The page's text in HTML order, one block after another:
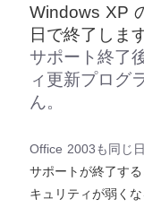
Windows XP
日で終了します
サポート終了
ィ更新プログ
ん。
Office 2003も同じ
サポートが終了す
キュリティが弱くな